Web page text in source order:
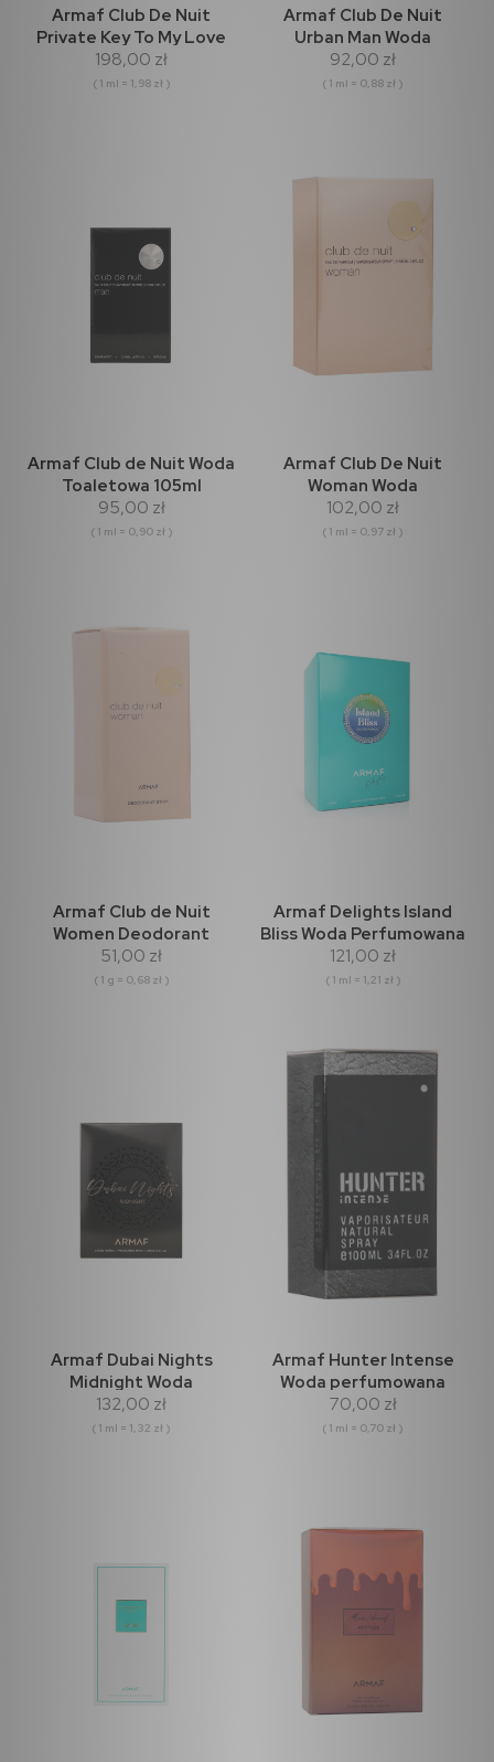
Armaf Club De Nuit
Private Key To My Love
Extrait de Parfum 100ml
198,00 zł
( 1 ml = 1,98 zł )
Armaf Club De Nuit
Urban Man Woda
Perfumowana 105ml
92,00 zł
( 1 ml = 0,88 zł )
Armaf Club de Nuit Woda
Toaletowa 105ml
95,00 zł
( 1 ml = 0,90 zł )
Armaf Club De Nuit
Woman Woda
Perfumowana 105ml
102,00 zł
( 1 ml = 0,97 zł )
Armaf Club de Nuit
Women Deodorant
Sztyft 75g
51,00 zł
( 1 g = 0,68 zł )
Armaf Delights Island
Bliss Woda Perfumowana
100ml
121,00 zł
( 1 ml = 1,21 zł )
Armaf Dubai Nights
Midnight Woda
perfumowana 100ml
132,00 zł
( 1 ml = 1,32 zł )
Armaf Hunter Intense
Woda perfumowana
100ml
70,00 zł
( 1 ml = 0,70 zł )